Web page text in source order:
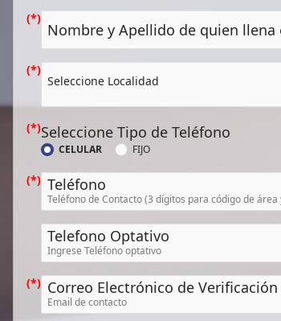
Nombre y Apellido de quien
Seleccione Localidad
Seleccione Tipo de Teléfono
CELULAR FIJO
Teléfono
Telefono Optativo
Correo Electrónico de Verificación